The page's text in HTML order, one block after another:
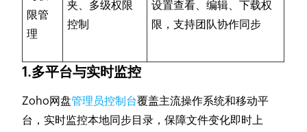
限管
理
夹、多级权限
控制
设置查看、编辑、下载权
限，支持团队协作同步
1.多平台与实时监控
Zoho网盘管理员控制台覆盖主流操作系统和移动平
台，实时监控本地同步目录，保障文件变化即时上